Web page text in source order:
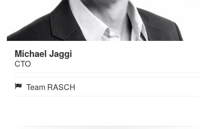
Michael Jaggi
CTO
Team RASCH